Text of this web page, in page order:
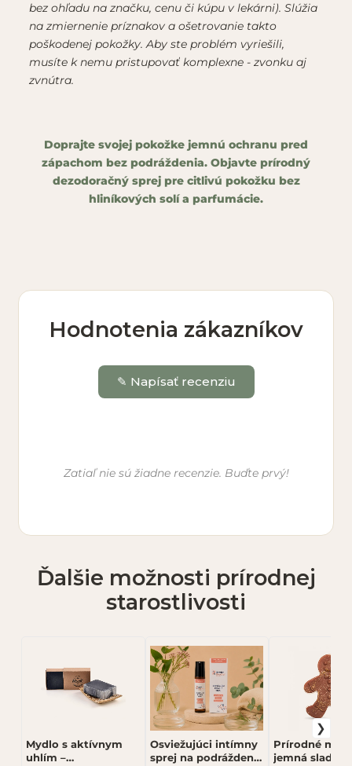
bez ohľadu na značku, cenu či kúpu v lekárni). Slúžia
na zmiernenie príznakov a ošetrovanie takto
poškodenej pokožky. Aby ste problém vyriešili,
musíte k nemu pristupovať komplexne - zvonku aj
zvnútra.
Doprajte svojej pokožke jemnú ochranu pred
zápachom bez podráždenia. Objavte prírodný
dezodoračný sprej pre citlivú pokožku bez
hliníkových solí a parfumácie.
Hodnotenia zákazníkov
✎ Napísať recenziu
Hodnotenie *
★★★
Zatiaľ nie sú žiadne recenzie. Buďte prvý!
Ďalšie možnosti prírodnej
starostlivosti
Mydlo s aktívnym
uhlím –
Osviežujúci intímny
sprej na podráždenie
Prírodné
jemná sladká